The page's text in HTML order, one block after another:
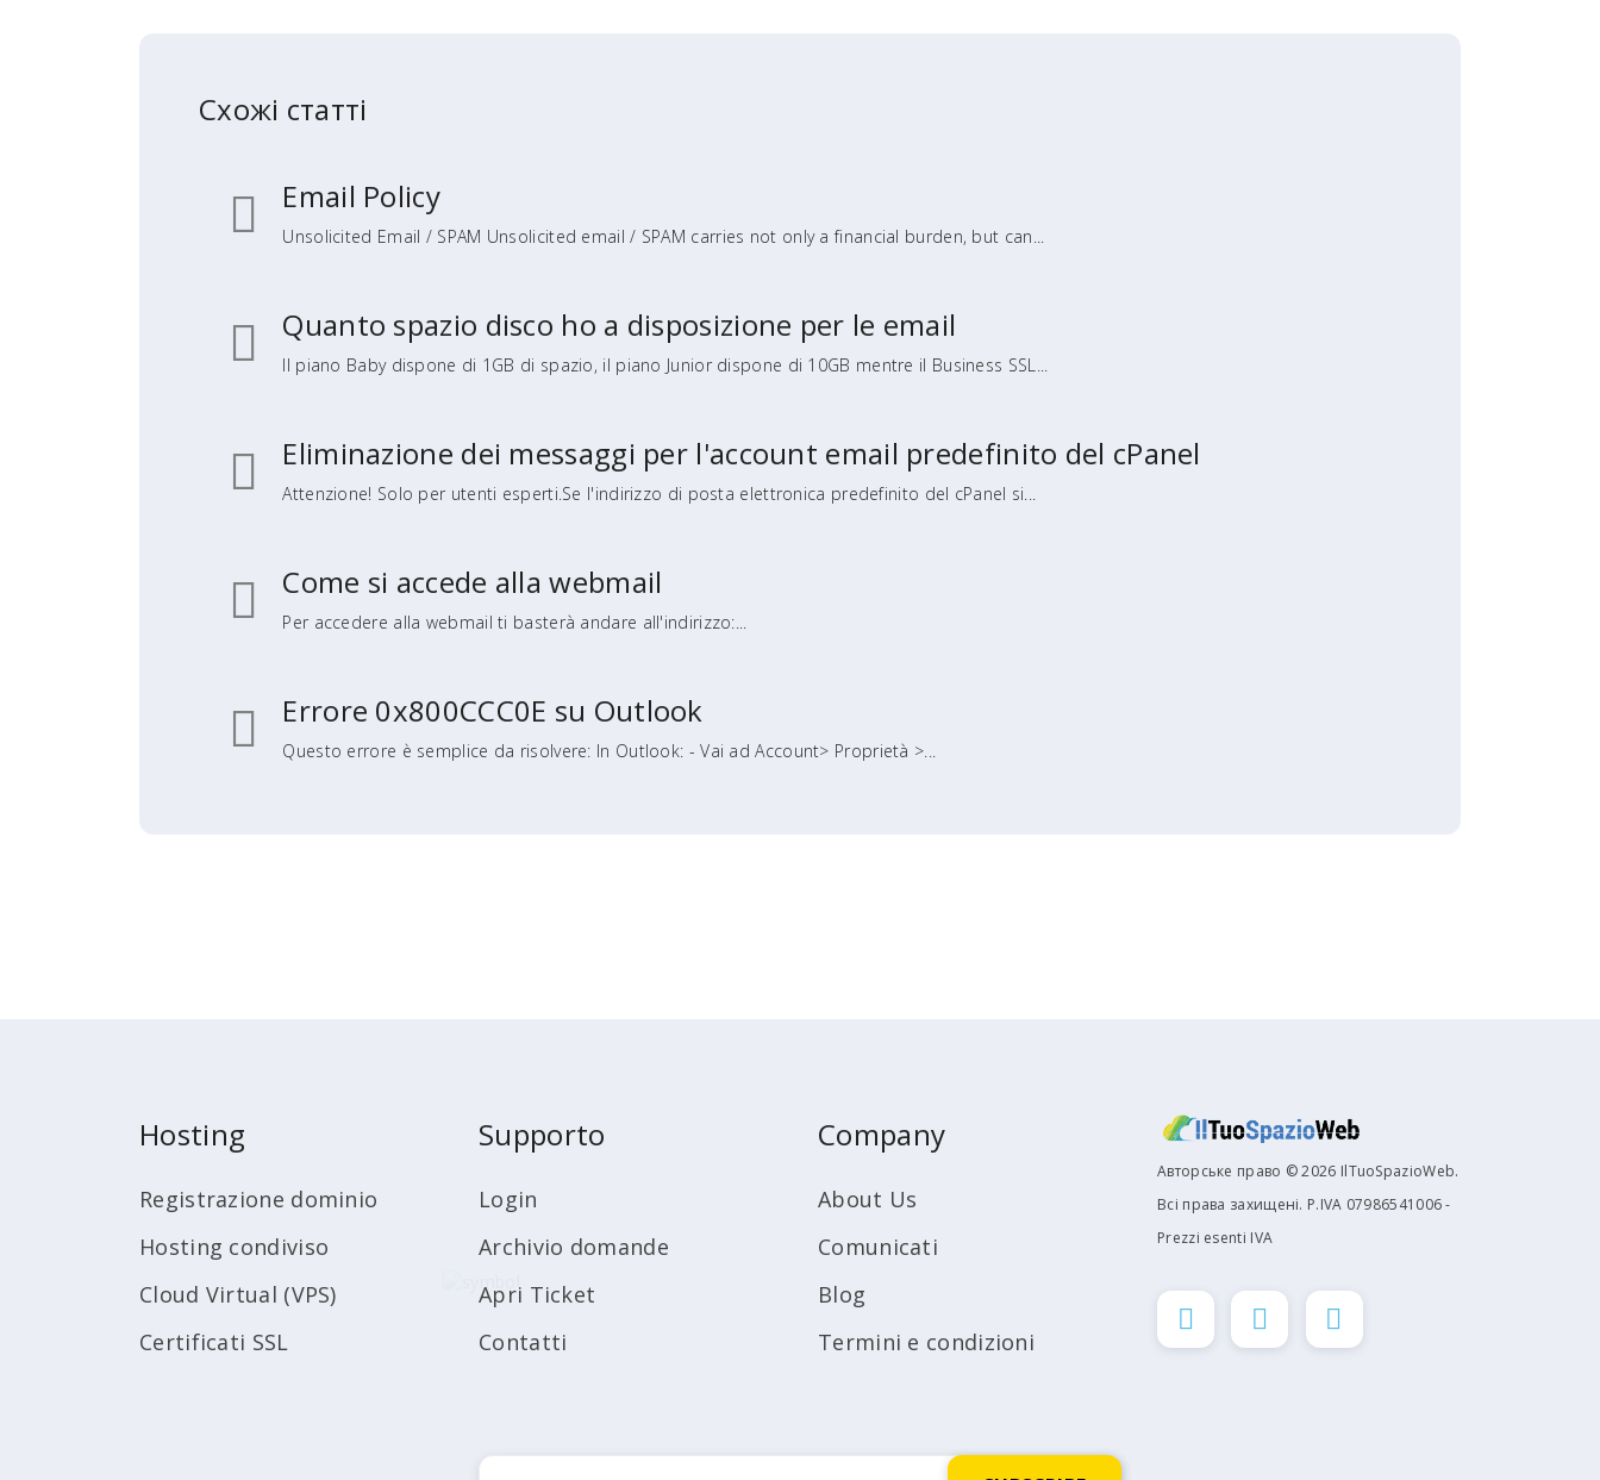
Схожі статті
Email Policy
Unsolicited Email / SPAM Unsolicited email / SPAM carries not only a financial burden, but can...
Quanto spazio disco ho a disposizione per le email
Il piano Baby dispone di 1GB di spazio, il piano Junior dispone di 10GB mentre il Business SSL...
Eliminazione dei messaggi per l'account email predefinito del cPanel
Attenzione! Solo per utenti esperti.Se l'indirizzo di posta elettronica predefinito del cPanel si...
Come si accede alla webmail
Per accedere alla webmail ti basterà andare all'indirizzo:...
Errore 0x800CCC0E su Outlook
Questo errore è semplice da risolvere: In Outlook: - Vai ad Account> Proprietà >...
Hosting
Registrazione dominio
Hosting condiviso
Cloud Virtual (VPS)
Certificati SSL
Supporto
Login
Archivio domande
Apri Ticket
Contatti
Company
About Us
Comunicati
Blog
Termini e condizioni
Авторське право © 2026 IlTuoSpazioWeb.
Всі права захищені. P.IVA 07986541006 -
Prezzi esenti IVA